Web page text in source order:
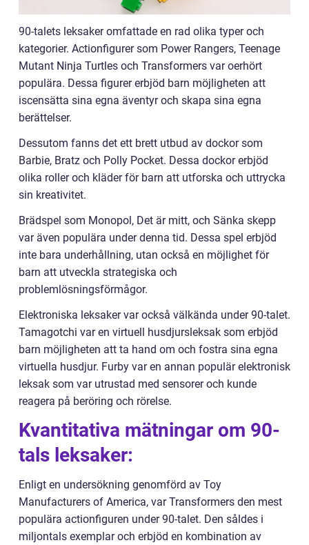
90-talets leksaker omfattade en rad olika typer och
kategorier. Actionfigurer som Power Rangers, Teenage
Mutant Ninja Turtles och Transformers var oerhört
populära. Dessa figurer erbjöd barn möjligheten att
iscensätta sina egna äventyr och skapa sina egna
berättelser.
Dessutom fanns det ett brett utbud av dockor som
Barbie, Bratz och Polly Pocket. Dessa dockor erbjöd
olika roller och kläder för barn att utforska och uttrycka
sin kreativitet.
Brädspel som Monopol, Det är mitt, och Sänka skepp
var även populära under denna tid. Dessa spel erbjöd
inte bara underhållning, utan också en möjlighet för
barn att utveckla strategiska och
problemlösningsförmågor.
Elektroniska leksaker var också välkända under 90-talet.
Tamagotchi var en virtuell husdjursleksak som erbjöd
barn möjligheten att ta hand om och fostra sina egna
virtuella husdjur. Furby var en annan populär elektronisk
leksak som var utrustad med sensorer och kunde
reagera på beröring och rörelse.
Kvantitativa mätningar om 90-
tals leksaker:
Enligt en undersökning genomförd av Toy
Manufacturers of America, var Transformers den mest
populära actionfiguren under 90-talet. Den såldes i
miljontals exemplar och erbjöd en kombination av